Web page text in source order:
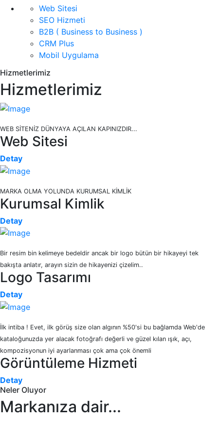
Web Sitesi
SEO Hizmeti
B2B ( Business to Business )
CRM Plus
Mobil Uygulama
Hizmetlerimiz
Hizmetlerimiz
WEB SİTENİZ DÜNYAYA AÇILAN KAPINIZDIR...
Web Sitesi
Detay
MARKA OLMA YOLUNDA KURUMSAL KİMLİK
Kurumsal Kimlik
Detay
Bir resim bin kelimeye bedeldir ancak bir logo bütün bir hikayeyi tek
bakışta anlatır, arayın sizin de hikayenizi çizelim..
Logo Tasarımı
Detay
İlk intiba ! Evet, ilk görüş size olan algının %50'si bu bağlamda Web'de
kataloğunuzda yer alacak fotoğrafı değerli ve güzel kılan ışık, açı,
kompozisyonun iyi ayarlanması çok ama çok önemli
Görüntüleme Hizmeti
Detay
Neler Oluyor
Markanıza dair...